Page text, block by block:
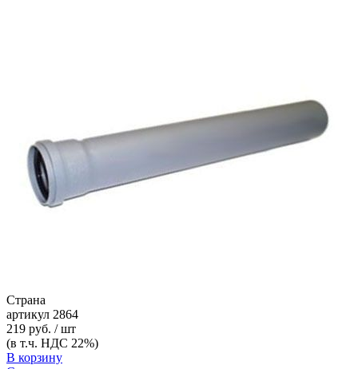
Страна
артикул 2864
219 руб. / шт
(в т.ч. НДС 22%)
В корзину